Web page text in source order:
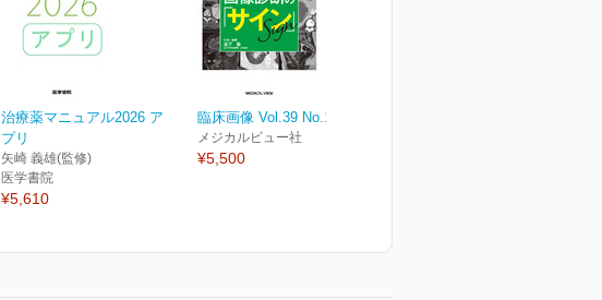
治療薬マニュアル2026 ア
プリ
矢崎 義雄(監修)
医学書院
¥5,610
臨床画像 Vol.39 No.14
メジカルビュー社
¥5,500